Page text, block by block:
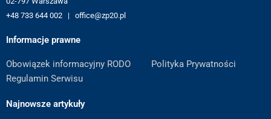
+48 733 644 002 | office@zp20.pl
Informacje prawne
Obowiązek informacyjny RODO
Polityka Prywatności
Regulamin Serwisu
Najnowsze artykuły